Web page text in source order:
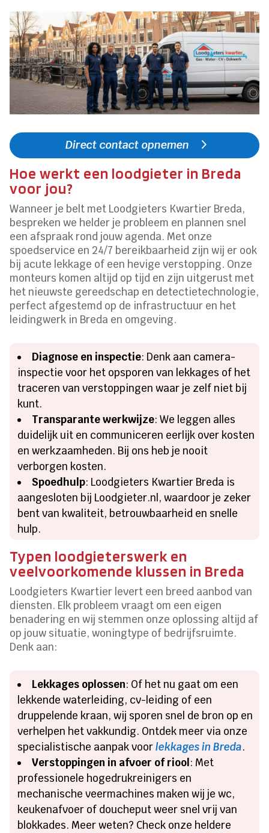
Direct contact opnemen
Hoe werkt een loodgieter in Breda
voor jou?
Wanneer je belt met Loodgieters Kwartier Breda,
bespreken we helder je probleem en plannen snel
een afspraak rond jouw agenda. Met onze
spoedservice en 24/7 bereikbaarheid zijn wij er ook
bij acute lekkage of een hevige verstopping. Onze
monteurs komen altijd op tijd en zijn uitgerust met
het nieuwste gereedschap en detectietechnologie,
perfect afgestemd op de infrastructuur en het
leidingwerk in Breda en omgeving.
Diagnose en inspectie: Denk aan camera-
inspectie voor het opsporen van lekkages of het
traceren van verstoppingen waar je zelf niet bij
kunt.
Transparante werkwijze: We leggen alles
duidelijk uit en communiceren eerlijk over kosten
en werkzaamheden. Bij ons heb je nooit
verborgen kosten.
Spoedhulp: Loodgieters Kwartier Breda is
aangesloten bij Loodgieter.nl, waardoor je zeker
bent van kwaliteit, betrouwbaarheid en snelle
hulp.
Typen loodgieterswerk en
veelvoorkomende klussen in Breda
Loodgieters Kwartier levert een breed aanbod van
diensten. Elk probleem vraagt om een eigen
benadering en wij stemmen onze oplossing altijd af
op jouw situatie, woningtype of bedrijfsruimte.
Denk aan:
Lekkages oplossen: Of het nu gaat om een
lekkende waterleiding, cv-leiding of een
druppelende kraan, wij sporen snel de bron op en
verhelpen het vakkundig. Ontdek meer via onze
specialistische aanpak voorlekkages in Breda.
Verstoppingen in afvoer of riool : Met
professionele hogedrukreinigers en
mechanische veermachines maken wij je wc,
keukenafvoer of doucheput weer snel vrij van
blokkades. Meer weten? Check onze heldere